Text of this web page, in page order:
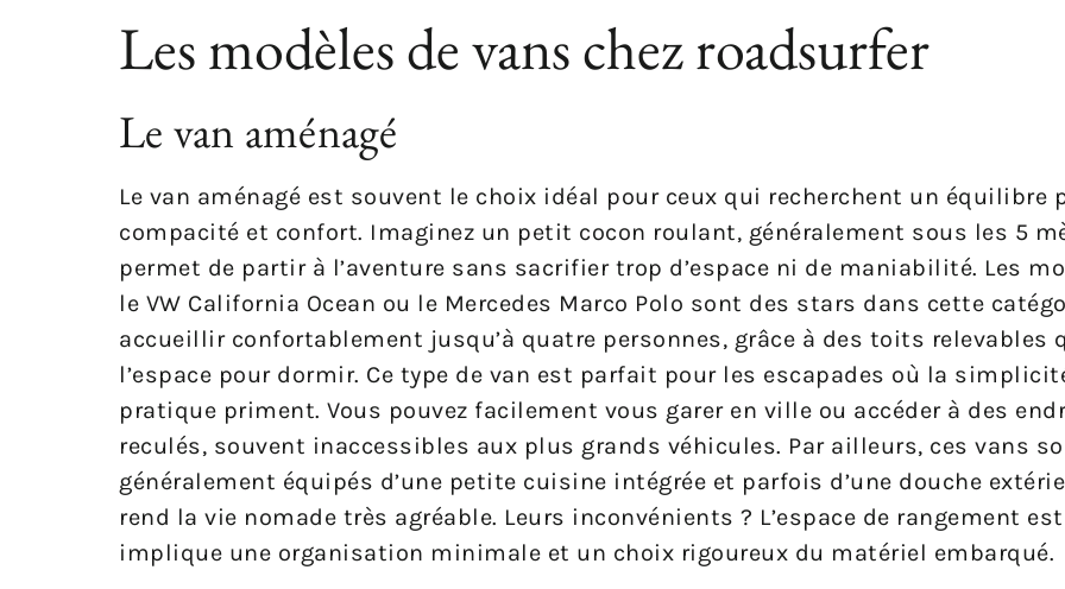
Les modèles de vans chez roadsurfer
Le van aménagé
Le van aménagé est souvent le choix idéal pour ceux qui recherchent un équilibre
compacité et confort. Imaginez un petit cocon roulant, généralement sous les 5
permet de partir à l’aventure sans sacrifier trop d’espace ni de maniabilité. Les
le VW California Ocean ou le Mercedes Marco Polo sont des stars dans cette
accueillir confortablement jusqu’à quatre personnes, grâce à des toits relevables
l’espace pour dormir. Ce type de van est parfait pour les escapades où la
pratique priment. Vous pouvez facilement vous garer en ville ou accéder à des
reculés, souvent inaccessibles aux plus grands véhicules. Par ailleurs, ces vans
généralement équipés d’une petite cuisine intégrée et parfois d’une douche
rend la vie nomade très agréable. Leurs inconvénients ? L’espace de rangement
implique une organisation minimale et un choix rigoureux du matériel embarqué.